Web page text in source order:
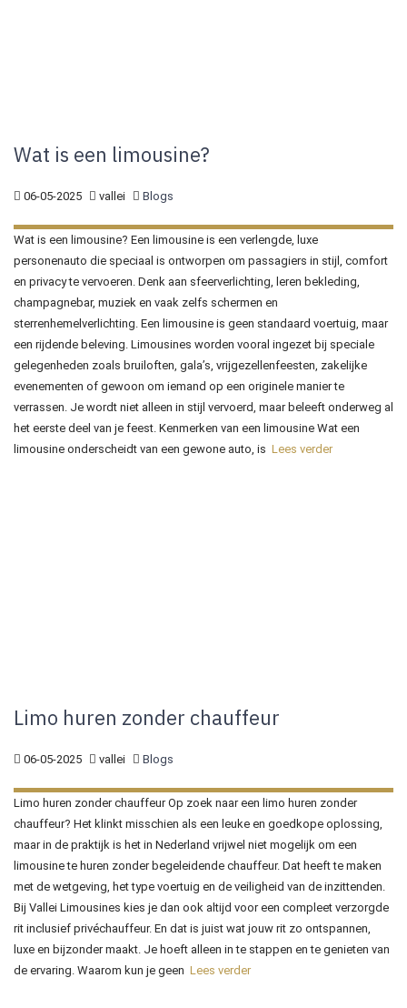
Wat is een limousine?
06-05-2025 vallei Blogs
Wat is een limousine? Een limousine is een verlengde, luxe
personenauto die speciaal is ontworpen om passagiers in stijl, comfort
en privacy te vervoeren. Denk aan sfeerverlichting, leren bekleding,
champagnebar, muziek en vaak zelfs schermen en
sterrenhemelverlichting. Een limousine is geen standaard voertuig, maar
een rijdende beleving. Limousines worden vooral ingezet bij speciale
gelegenheden zoals bruiloften, gala’s, vrijgezellenfeesten, zakelijke
evenementen of gewoon om iemand op een originele manier te
verrassen. Je wordt niet alleen in stijl vervoerd, maar beleeft onderweg al
het eerste deel van je feest. Kenmerken van een limousine Wat een
limousine onderscheidt van een gewone auto, is Lees verder
Limo huren zonder chauffeur
06-05-2025 vallei Blogs
Limo huren zonder chauffeur Op zoek naar een limo huren zonder
chauffeur? Het klinkt misschien als een leuke en goedkope oplossing,
maar in de praktijk is het in Nederland vrijwel niet mogelijk om een
limousine te huren zonder begeleidende chauffeur. Dat heeft te maken
met de wetgeving, het type voertuig en de veiligheid van de inzittenden.
Bij Vallei Limousines kies je dan ook altijd voor een compleet verzorgde
rit inclusief privéchauffeur. En dat is juist wat jouw rit zo ontspannen,
luxe en bijzonder maakt. Je hoeft alleen in te stappen en te genieten van
de ervaring. Waarom kun je geen Lees verder